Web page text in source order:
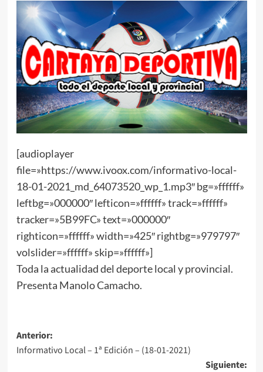
[audioplayer
file=»https://www.ivoox.com/informativo-local-
18-01-2021_md_64073520_wp_1.mp3″ bg=»ffffff»
leftbg=»000000″ lefticon=»ffffff» track=»ffffff»
tracker=»5B99FC» text=»000000″
righticon=»ffffff» width=»425″ rightbg=»979797″
volslider=»ffffff» skip=»ffffff»]
Toda la actualidad del deporte local y provincial.
Presenta Manolo Camacho.
Anterior:
Informativo Local – 1ª Edición – (18-01-2021)
Siguiente: